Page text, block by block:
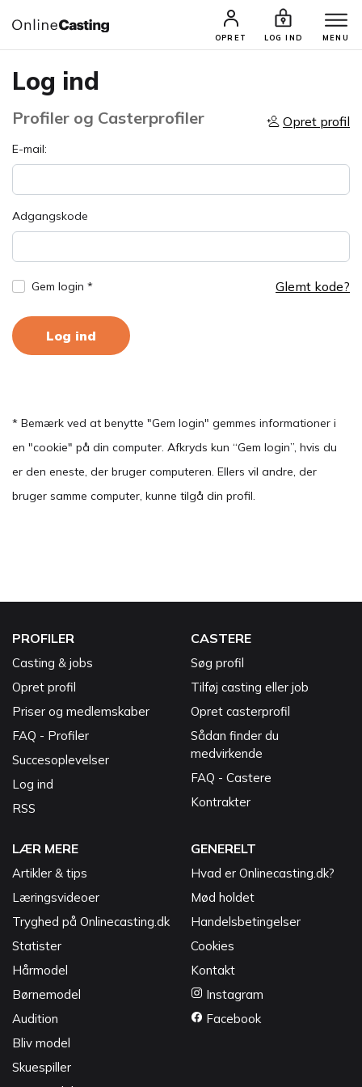
OPRET LOG IND MENU
Log ind
Profiler og Casterprofiler Opret profil
E-mail:
Adgangskode
Gem login * Glemt kode?
Log ind
* Bemærk ved at benytte "Gem login" gemmes informationer i
en "cookie" på din computer. Afkryds kun “Gem login”, hvis du
er den eneste, der bruger computeren. Ellers vil andre, der
bruger samme computer, kunne tilgå din profil.
PROFILER
Casting & jobs
Opret profil
Priser og medlemskaber
FAQ - Profiler
Succesoplevelser
Log ind
RSS
CASTERE
Søg profil
Tilføj casting eller job
Opret casterprofil
Sådan finder du
medvirkende
FAQ - Castere
Kontrakter
LÆR MERE
Artikler & tips
Læringsvideoer
Tryghed på Onlinecasting.dk
Statister
Hårmodel
Børnemodel
Audition
Bliv model
Skuespiller
GENERELT
Hvad er Onlinecasting.dk?
Mød holdet
Handelsbetingelser
Cookies
Kontakt
Instagram
Facebook